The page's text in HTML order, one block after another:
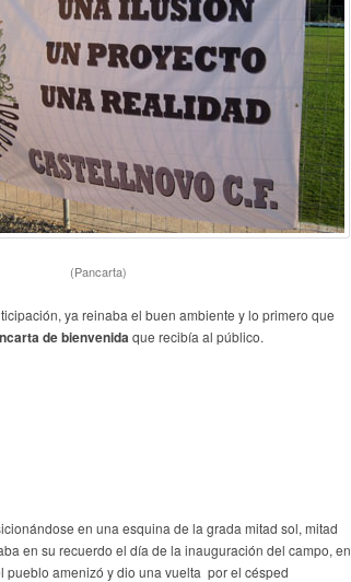
(Pancarta)
ya reinaba el buen ambiente y lo primero que
de bienvenidaque recibía al público.
en una esquina de la grada mitad sol, mitad
en su recuerdo el día de la inauguración del campo, en
pueblo amenizó y dio una vuelta por el césped